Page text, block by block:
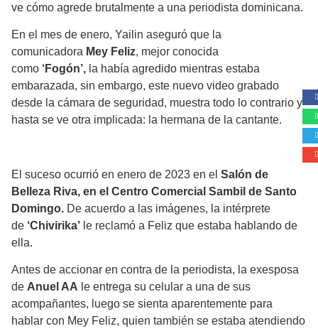
ve cómo agrede brutalmente a una periodista dominicana.
En el mes de enero, Yailin aseguró que la
comunicadora Mey Feliz, mejor conocida
como ‘Fogón’, la había agredido mientras estaba
embarazada, sin embargo, este nuevo video grabado
desde la cámara de seguridad, muestra todo lo contrario y
hasta se ve otra implicada: la hermana de la cantante.
El suceso ocurrió en enero de 2023 en el Salón de
Belleza Riva, en el Centro Comercial Sambil de Santo
Domingo. De acuerdo a las imágenes, la intérprete
de ‘Chivirika’ le reclamó a Feliz que estaba hablando de
ella.
Antes de accionar en contra de la periodista, la exesposa
de Anuel AA le entrega su celular a una de sus
acompañantes, luego se sienta aparentemente para
hablar con Mey Feliz, quien también se estaba atendiendo